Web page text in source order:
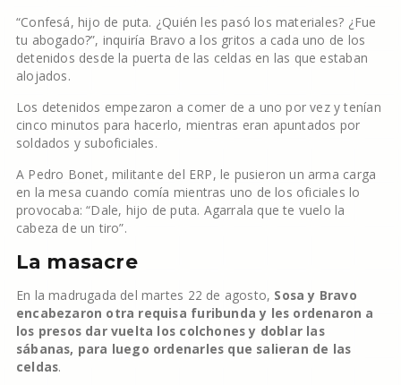
“Confesá, hijo de puta. ¿Quién les pasó los materiales? ¿Fue
tu abogado?”, inquiría Bravo a los gritos a cada uno de los
detenidos desde la puerta de las celdas en las que estaban
alojados.
Los detenidos empezaron a comer de a uno por vez y tenían
cinco minutos para hacerlo, mientras eran apuntados por
soldados y suboficiales.
A Pedro Bonet, militante del ERP, le pusieron un arma carga
en la mesa cuando comía mientras uno de los oficiales lo
provocaba: “Dale, hijo de puta. Agarrala que te vuelo la
cabeza de un tiro”.
La masacre
En la madrugada del martes 22 de agosto, Sosa y Bravo
encabezaron otra requisa furibunda y les ordenaron a
los presos dar vuelta los colchones y doblar las
sábanas, para luego ordenarles que salieran de las
celdas.